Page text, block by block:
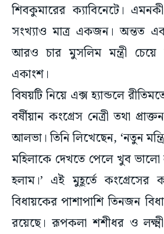
শিবকুমারের ক্যাবিনেটে।
সংখ্যাও মাত্র একজন। অন্তত
আরও চার মুসলিম মন্ত্রী
একাংশ।
বিষয়টি নিয়ে এক্স হ্যান্ডলে
বর্ষীয়ান কংগ্রেস নেত্রী তথা
আলভা। তিনি লিখেছেন, ‘নতুন
মহিলাকে দেখতে পেলে খুব ভালো
হলাম।’ এই মুহূর্তে কংগ্রেসের
বিধায়কের পাশাপাশি তিনজন
রয়েছে। রূপকলা শশীধর ও